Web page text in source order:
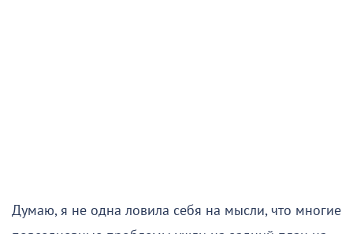
Думаю, я не одна ловила себя на мысли, что многие